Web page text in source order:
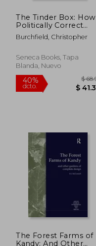
40%
dcto.
The Tinder Box: How
Politically Correct
Ideology Destroyed
the U.S. Forest
Burchfield, Christopher
Seneca Books, Tapa
Blanda, Nuevo
The Forest Farms of
Kandy: And Other